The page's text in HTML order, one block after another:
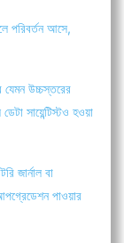
পরিবর্তন আসে,
যেমন উচ্চস্তরের
সায়েন্টিস্টও হওয়া
জার্নাল বা
পাওয়ার